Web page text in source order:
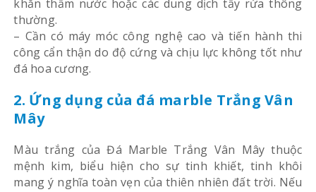
khăn thấm nước hoặc các dung dịch tẩy rửa thông
thường.
– Cần có máy móc công nghệ cao và tiến hành thi
công cẩn thận do độ cứng và chịu lực không tốt như
đá hoa cương.
2. Ứng dụng của đá marble Trắng Vân
Mây
Màu trắng của Đá Marble Trắng Vân Mây thuộc
mệnh kim, biểu hiện cho sự tinh khiết, tinh khôi
mang ý nghĩa toàn vẹn của thiên nhiên đất trời. Nếu